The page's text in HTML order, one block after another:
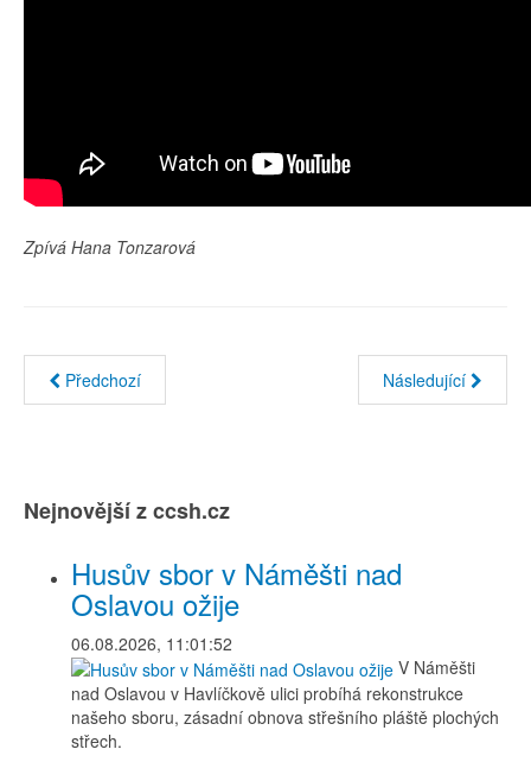
Zpívá Hana Tonzarová
Předchozí Následující
Nejnovější z ccsh.cz
Husův sbor v Náměšti nad
Oslavou ožije
06.08.2026, 11:01:52
V Náměšti
nad Oslavou v Havlíčkově ulici probíhá rekonstrukce
našeho sboru, zásadní obnova střešního pláště plochých
střech.